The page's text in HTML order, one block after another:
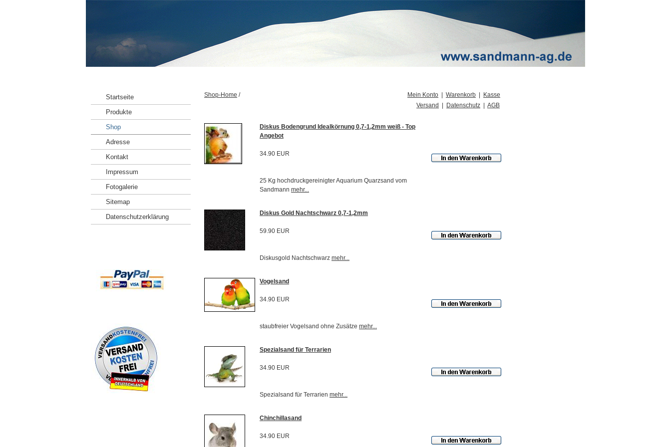
Startseite
Produkte
Shop
Adresse
Kontakt
Impressum
Fotogalerie
Sitemap
Datenschutzerklärung
Shop-Home / Mein Konto Warenkorb
Kasse
Versand
Datenschutz AGB
Diskus Bodengrund Idealkörnung 0,7-1,2mm weiß - Top
Angebot
34.90 EUR
25 Kg hochdruckgereinigter Aquarium Quarzsand vom
Sandmann mehr...
Diskus Gold Nachtschwarz 0,7-1,2mm
59.90 EUR
Diskusgold Nachtschwarz mehr...
Vogelsand
34.90 EUR
staubfreier Vogelsand ohne Zusätze mehr...
Spezialsand für Terrarien
34.90 EUR
Spezialsand für Terrarien mehr...
Chinchillasand
34.90 EUR